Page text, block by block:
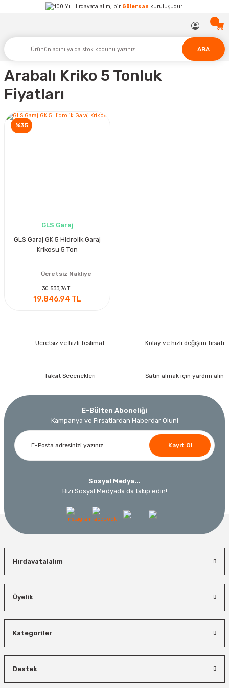
Hırdavatalalım, bir Gülersan kuruluşudur.
ARA
Arabalı Kriko 5 Tonluk
Fiyatları
%35
GLS Garaj
GLS Garaj GK 5 Hidrolik Garaj
Krikosu 5 Ton
Ücretsiz Nakliye
30.533,76 TL
19.846,94 TL
Ücretsiz ve hızlı teslimat Kolay ve hızlı değişim fırsatı
Taksit Seçenekleri Satın almak için yardım alın
E-Bülten Aboneliği
Kampanya ve Fırsatlardan Haberdar Olun!
Kayıt Ol
Sosyal Medya...
Bizi Sosyal Medyada da takip edin!
Hırdavatalalım
Üyelik
Kategoriler
Destek